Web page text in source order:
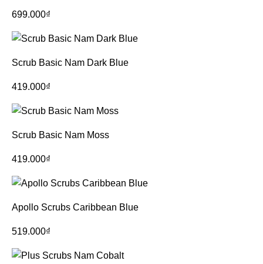
699.000₫
Scrub Basic Nam Dark Blue
419.000₫
Scrub Basic Nam Moss
419.000₫
Apollo Scrubs Caribbean Blue
519.000₫